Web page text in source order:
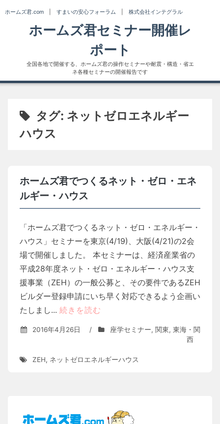
to
ホームズ君.com すまいの安心フォーラム 株式会社インテグラル
ホームズ君セミナー開催レ
ポート
全国各地で開催する、ホームズ君の操作セミナーや耐震・構造・省エ
ネ各種セミナーの開催報告です
タグ: ネットゼロエネルギー
ハウス
ホームズ君でつくるネット・ゼロ・エネ
ルギー・ハウス
「ホームズ君でつくるネット・ゼロ・エネルギー・
ハウス」セミナーを東京(4/19)、大阪(4/21)の2会
場で開催しました。 本セミナーは、経済産業省の
平成28年度ネット・ゼロ・エネルギー・ハウス支
援事業（ZEH）の一般公募と、その要件であるZEH
ビルダー登録申請にいち早く対応できるよう企画い
たしまし... 続きを読む
2016年4月26日 / 座学セミナー, 関東, 東海・関
西
ZEH, ネットゼロエネルギーハウス